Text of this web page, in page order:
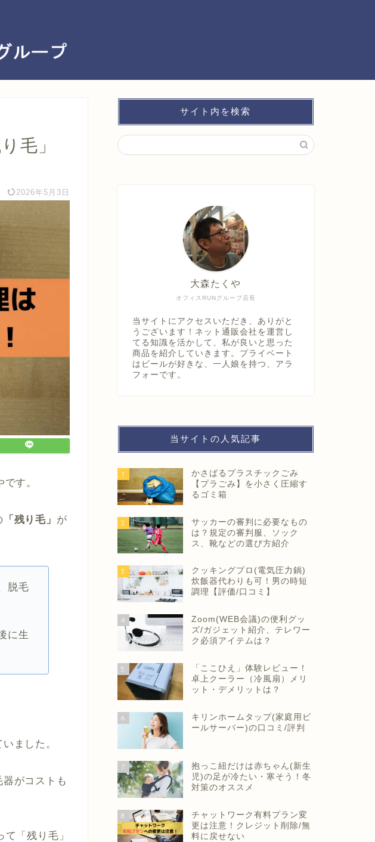
毛」
2026年5月3日
す。
「残り毛」 が
脱毛
に生
ました。
がコストも
「残り毛」
サイト内を検索
オフィスRUNグループ店長
大森たくや
当サイトにアクセスいただき、ありがと
うございます！ネット通販会社を運営し
てる知識を活かして、私が良いと思った
商品を紹介していきます。プライベート
はビールが好きな、一人娘を持つ、アラ
フォーです。
当サイトの人気記事
1
かさばるプラスチックごみ
【プラごみ】を小さく圧縮す
るゴミ箱
2
サッカーの審判に必要なもの
は？規定の審判服、ソック
ス、靴などの選び方紹介
3
クッキングプロ(電気圧力鍋)
炊飯器代わりも可！男の時短
調理【評価/口コミ】
4
Zoom(WEB会議)の便利グッ
ズ/ガジェット紹介、テレワー
ク必須アイテムは？
5
「ここひえ」体験レビュー！
卓上クーラー（冷風扇）メリ
ット・デメリットは？
6
キリンホームタップ(家庭用ビ
ールサーバー)の口コミ/評判
7
抱っこ紐だけは赤ちゃん(新生
児)の足が冷たい・寒そう！冬
対策のオススメ
8
チャットワーク有料プラン変
更は注意！クレジット削除/無
料に戻せない